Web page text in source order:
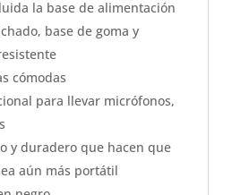
la base de alimentación
base de goma y
cómodas
para llevar micrófonos,
y duradero que hacen que
aún más portátil